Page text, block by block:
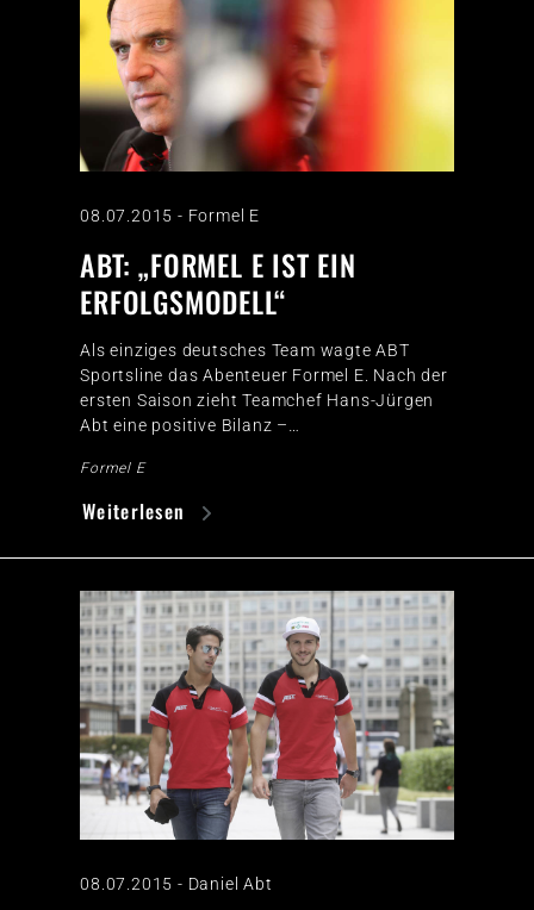
08.07.2015 - Formel E
ABT: „FORMEL E IST EIN
ERFOLGSMODELL“
Als einziges deutsches Team wagte ABT
Sportsline das Abenteuer Formel E. Nach der
ersten Saison zieht Teamchef Hans-Jürgen
Abt eine positive Bilanz –…
Formel E
Weiterlesen
08.07.2015 - Daniel Abt